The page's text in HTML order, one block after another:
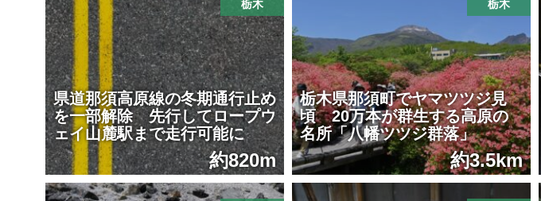
栃木
県道那須高原線の冬期通行止め
を一部解除 先行してロープウ
ェイ山麓駅まで走行可能に
約820m
栃木
栃木県那須町でヤマツツジ見
頃 20万本が群生する高原の
名所「八幡ツツジ群落」
約3.5km